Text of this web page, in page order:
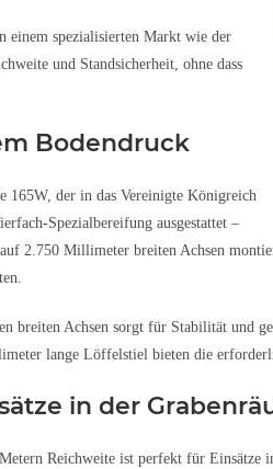
einem spezialisierten Markt wie der
und Standsicherheit, ohne dass
Bodendruck
165W, der in das Vereinigte Königreich
Spezialbereifung ausgestattet –
2.750 Millimeter breiten Achsen
breiten Achsen sorgt für Stabilität und
lange Löffelstiel bieten die
in der
Reichweite ist perfekt für Einsätze